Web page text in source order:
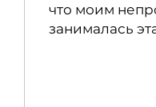
что моим
занималась